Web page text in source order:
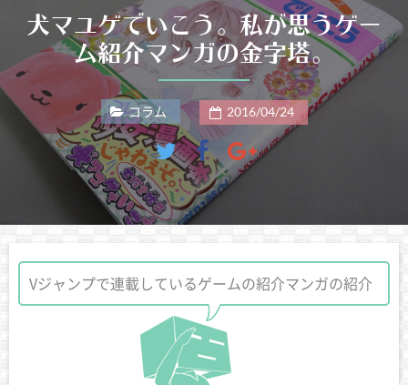
犬マユゲでいこう。私が思うゲー
ム紹介マンガの金字塔。
コラム 2016/04/24
Vジャンプで連載しているゲームの紹介マンガの紹介